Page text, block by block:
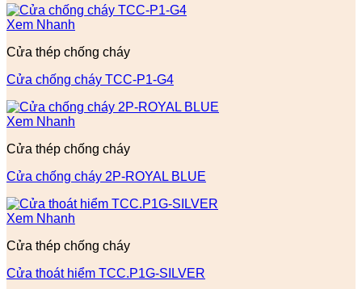
Xem Nhanh
Cửa thép chống cháy
Cửa chống cháy TCC-P1-G4
Xem Nhanh
Cửa thép chống cháy
Cửa chống cháy 2P-ROYAL BLUE
Xem Nhanh
Cửa thép chống cháy
Cửa thoát hiểm TCC.P1G-SILVER